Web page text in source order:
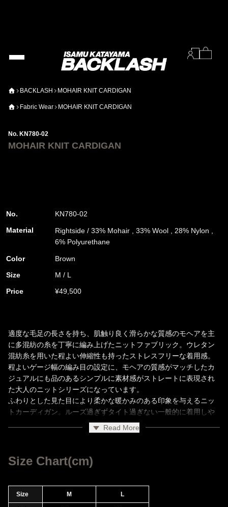
BACKLASH MOHAIR KNIT CARDIGAN
Fabric Wear MOHAIR KNIT CARDIGAN
No. KN780-02
MOHAIR KNIT CARDIGAN
No.
KN780-02
Material
Rightside / 33% Mohair , 33% Wool , 28% Nylon ,
6% Polyurethane
Color
Brown
Size
M / L
Price
¥49,500
適度な毛足の長さを持ち、肌触り良く滑らかな質感のモヘアを主
に多混紡の糸を丁寧に編み上げたニットファブリック。ウレタン
混紡糸を用いた程よい伸縮性も持ったストレスフリーな着用感。
程よいゲージ幅の編み目の設定に、モヘアの質感がマッチしたカ
ジュアルにも品のあるシンプルに素材感がストレートに表現され
た大人のニットシリーズになっています。
ふわりとした見た目により柔かな暖かみのある印象を与えるニッ
トカーディガン。ルーズ過ぎずタイト過ぎない一般的に着用しや
すいレギュラーフィットなシルエット設計。フロントボタンのシ
ンプルなクラシックニットカーディガンは、上質なニットの印象
ーディガンは、コーディネートの名脇役として汎用性の高い一
着。柔らかな素材感により、ニット特有の伸縮性によりナチュラ
Read More
Size Chart(cm)
Size M L